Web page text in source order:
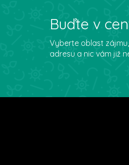
Buďte v
Vyberte oblast
adresu a nic vám již